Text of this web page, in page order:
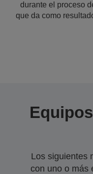
durante el proceso
que da como
Los siguientes
con uno o más